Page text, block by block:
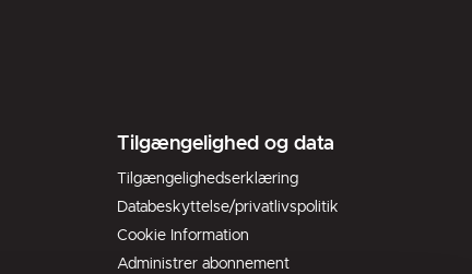
Tilgængelighed og data
Tilgængelighedserklæring
Databeskyttelse/privatlivspolitik
Cookie Information
Administrer abonnement